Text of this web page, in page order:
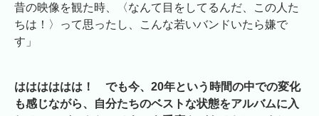
昔の映像を観た時、〈なんて目をしてるんだ、この人た
ちは！〉って思ったし、こんな若いバンドいたら嫌で
す」
はははははは！ でも今、20年という時間の中での変化
も感じながら、自分たちのベストな状態をアルバムに入